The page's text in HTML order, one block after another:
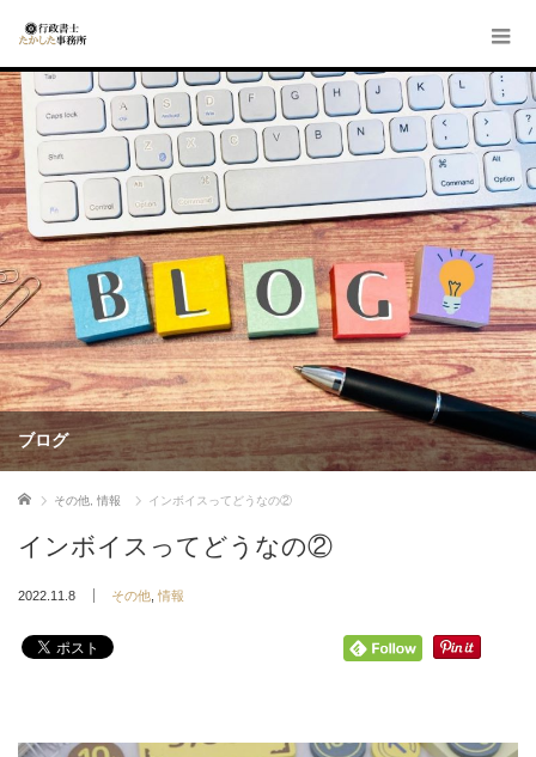
ブログ
ホーム その他, 情報 インボイスってどうなの②
インボイスってどうなの②
2022.11.8 その他 情報